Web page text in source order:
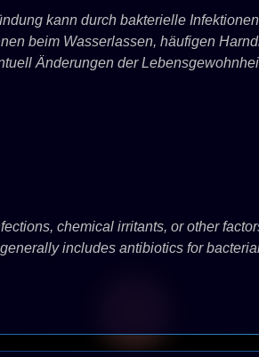
kann durch bakterielle
beim Wasserlassen, häufigen
Änderungen der
chemical irritants, or other
includes antibiotics for